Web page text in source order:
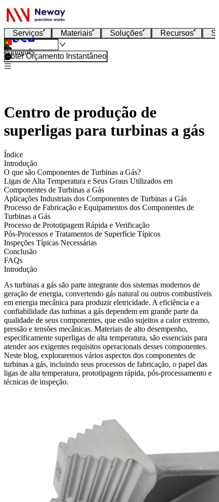
Serviços Materiais Soluções Recursos
Português
Obter Orçamento Instantâneo
Centro de produção de
superligas para turbinas a gás
Índice
Introdução
O que são Componentes de Turbinas a Gás?
Ligas de Alta Temperatura e Seus Graus Utilizados em
Componentes de Turbinas a Gás
Aplicações Industriais dos Componentes de Turbinas a Gás
Processo de Fabricação e Equipamentos dos Componentes de
Turbinas a Gás
Processo de Prototipagem Rápida e Verificação
Pós-Processos e Tratamentos de Superfície Típicos
Inspeções Típicas Necessárias
Conclusão
FAQs
Introdução
As turbinas a gás são parte integrante dos sistemas modernos de
geração de energia, convertendo gás natural ou outros combustíveis
em energia mecânica para produzir eletricidade. A eficiência e a
confiabilidade das turbinas a gás dependem em grande parte da
qualidade de seus componentes, que estão sujeitos a calor extremo,
pressão e tensões mecânicas. Materiais de alto desempenho,
especificamente superligas de alta temperatura, são essenciais para
atender aos exigentes requisitos operacionais desses componentes.
Neste blog, exploraremos vários aspectos dos componentes de
turbinas a gás, incluindo seus processos de fabricação, o papel das
ligas de alta temperatura, prototipagem rápida, pós-processamento e
técnicas de inspeção.